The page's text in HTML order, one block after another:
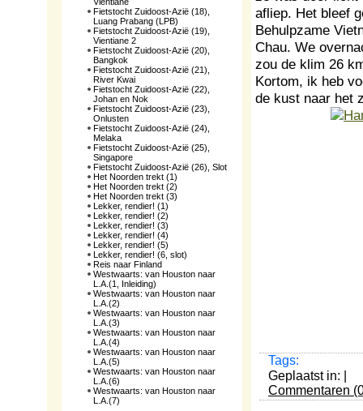
Fietstocht Zuidoost-Azië (18),
Luang Prabang (LPB)
Fietstocht Zuidoost-Azië (19),
Vientiane 2
Fietstocht Zuidoost-Azië (20),
Bangkok
Fietstocht Zuidoost-Azië (21),
River Kwai
Fietstocht Zuidoost-Azië (22),
Johan en Nok
Fietstocht Zuidoost-Azië (23),
Onlusten
Fietstocht Zuidoost-Azië (24),
Melaka
Fietstocht Zuidoost-Azië (25),
Singapore
Fietstocht Zuidoost-Azië (26), Slot
Het Noorden trekt (1)
Het Noorden trekt (2)
Het Noorden trekt (3)
Lekker, rendier! (1)
Lekker, rendier! (2)
Lekker, rendier! (3)
Lekker, rendier! (4)
Lekker, rendier! (5)
Lekker, rendier! (6, slot)
Reis naar Finland
Westwaarts: van Houston naar
L.A.(1, Inleiding)
Westwaarts: van Houston naar
L.A.(2)
Westwaarts: van Houston naar
L.A.(3)
Westwaarts: van Houston naar
L.A.(4)
Westwaarts: van Houston naar
L.A.(5)
Westwaarts: van Houston naar
L.A.(6)
Westwaarts: van Houston naar
L.A.(7)
afliep. Het bleef
Behulpzame
Chau. We
zou de klim 26
Kortom, ik heb
de kust naar het
Tags:
Geplaatst in: |
Commentaren